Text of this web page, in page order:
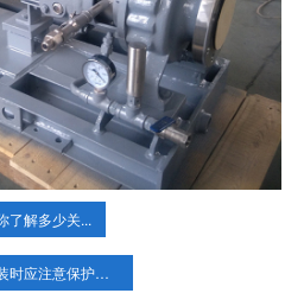
了解多少关...
大连化工泵吊装时应注意保护电缆